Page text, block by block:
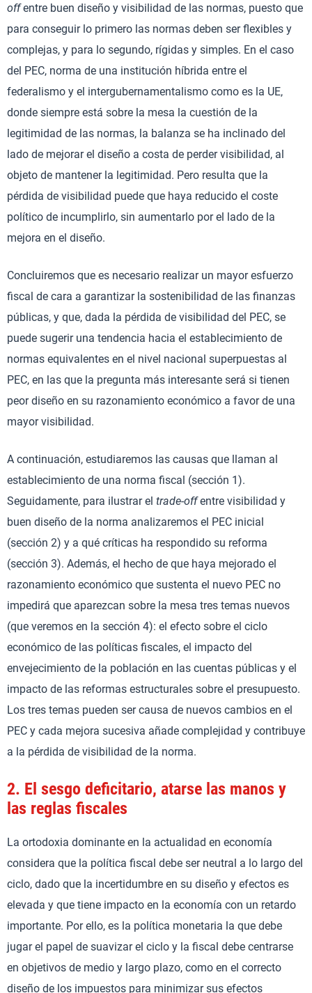
offentre buen diseño y visibilidad de las normas, puesto que
para conseguir lo primero las normas deben ser flexibles y
complejas, y para lo segundo, rígidas y simples. En el caso
del PEC, norma de una institución híbrida entre el
federalismo y el intergubernamentalismo como es la UE,
donde siempre está sobre la mesa la cuestión de la
legitimidad de las normas, la balanza se ha inclinado del
lado de mejorar el diseño a costa de perder visibilidad, al
objeto de mantener la legitimidad. Pero resulta que la
pérdida de visibilidad puede que haya reducido el coste
político de incumplirlo, sin aumentarlo por el lado de la
mejora en el diseño.
Concluiremos que es necesario realizar un mayor esfuerzo
fiscal de cara a garantizar la sostenibilidad de las finanzas
públicas, y que, dada la pérdida de visibilidad del PEC, se
puede sugerir una tendencia hacia el establecimiento de
normas equivalentes en el nivel nacional superpuestas al
PEC, en las que la pregunta más interesante será si tienen
peor diseño en su razonamiento económico a favor de una
mayor visibilidad.
A continuación, estudiaremos las causas que llaman al
establecimiento de una norma fiscal (sección 1).
Seguidamente, para ilustrar el trade-offentre visibilidad y
buen diseño de la norma analizaremos el PEC inicial
(sección 2) y a qué críticas ha respondido su reforma
(sección 3). Además, el hecho de que haya mejorado el
razonamiento económico que sustenta el nuevo PEC no
impedirá que aparezcan sobre la mesa tres temas nuevos
(que veremos en la sección 4): el efecto sobre el ciclo
económico de las políticas fiscales, el impacto del
envejecimiento de la población en las cuentas públicas y el
impacto de las reformas estructurales sobre el presupuesto.
Los tres temas pueden ser causa de nuevos cambios en el
PEC y cada mejora sucesiva añade complejidad y contribuye
a la pérdida de visibilidad de la norma.
2. El sesgo deficitario, atarse las manos y
las reglas fiscales
La ortodoxia dominante en la actualidad en economía
considera que la política fiscal debe ser neutral a lo largo del
ciclo, dado que la incertidumbre en su diseño y efectos es
elevada y que tiene impacto en la economía con un retardo
importante. Por ello, es la política monetaria la que debe
jugar el papel de suavizar el ciclo y la fiscal debe centrarse
en objetivos de medio y largo plazo, como en el correcto
diseño de los impuestos para minimizar sus efectos